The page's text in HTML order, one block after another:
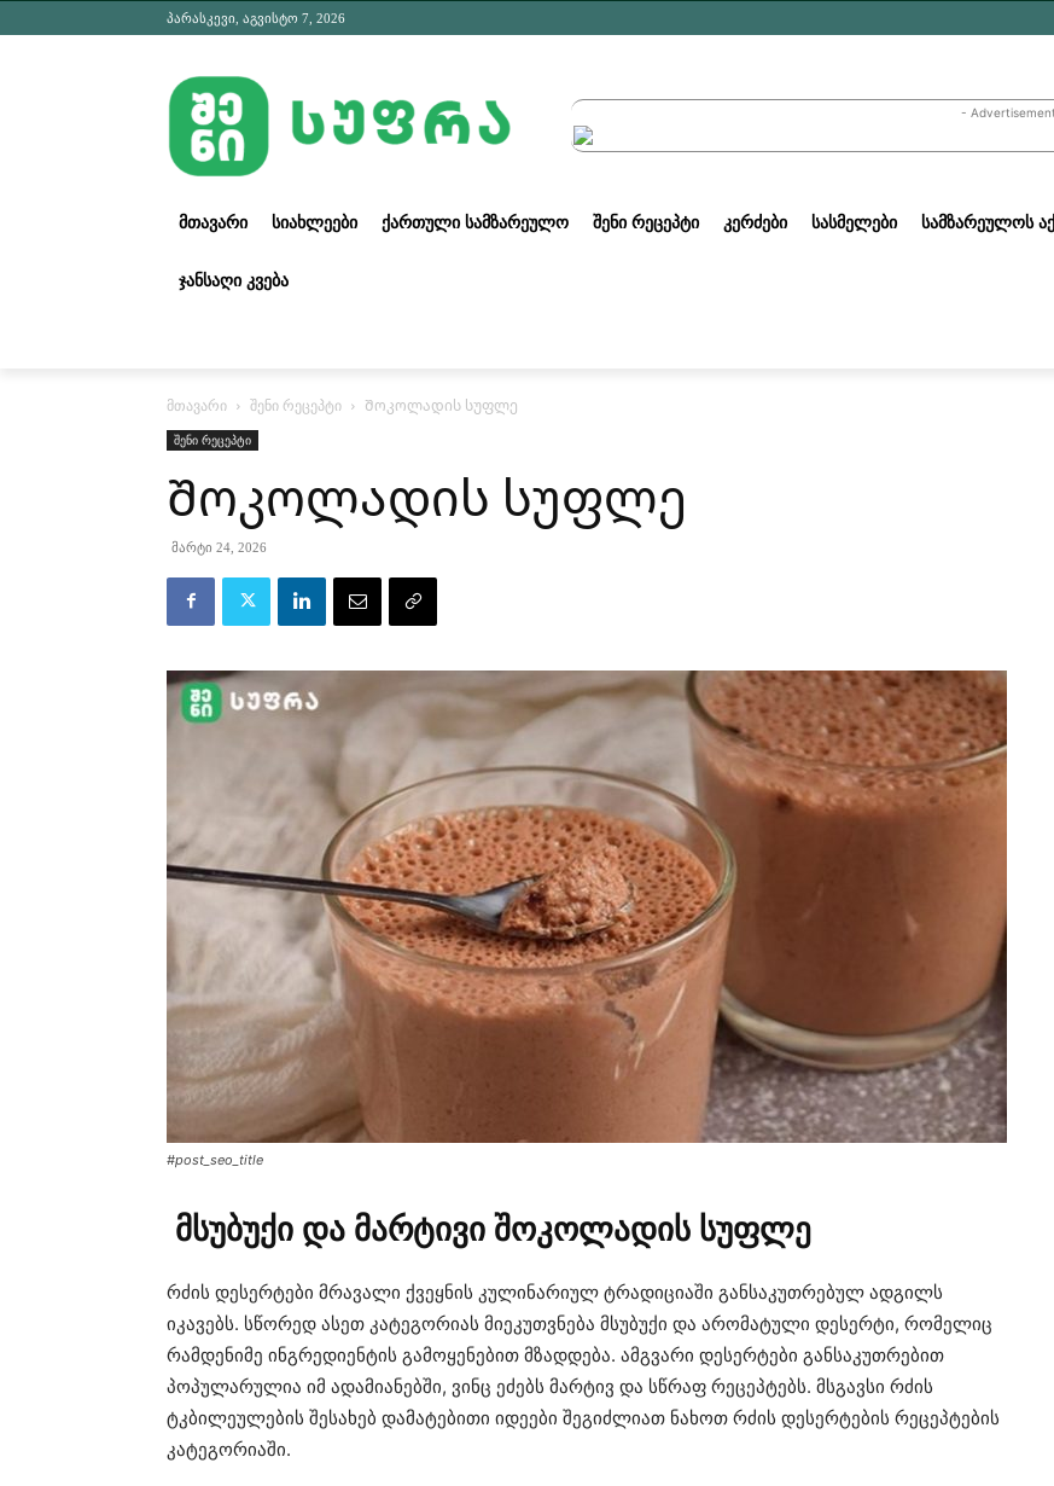
პარასკევი, აგვისტო 7, 2026
-
ᲛᲗᲐᲕᲐᲠᲘ ᲡᲘᲐᲮᲚᲔᲔᲑᲘ ᲥᲐᲠᲗᲣᲚᲘ ᲡᲐᲛᲖᲐᲠᲔᲣᲚᲝ ᲨᲔᲜᲘ ᲠᲔᲪᲔᲞᲢᲘ ᲙᲔᲠᲫᲔᲑᲘ ᲡᲐᲡᲛᲔᲚᲔᲑᲘ ᲡᲐᲛᲖᲐᲠᲔᲣᲚᲝᲡ
ᲯᲐᲜᲡᲐᲦᲘ ᲙᲕᲔᲑᲐ
მთავარი შენი რეცეპტი Შოკოლადის სუფლე
შენი რეცეპტი
Შოკოლადის სუფლე
მარტი 24, 2026
#post_seo_title
მსუბუქი და მარტივი შოკოლადის სუფლე
რძის დესერტები მრავალი ქვეყნის კულინარიულ ტრადიციაში განსაკუთრებულ ადგილს
იკავებს. სწორედ ასეთ კატეგორიას მიეკუთვნება მსუბუქი და არომატული დესერტი, რომელიც
რამდენიმე ინგრედიენტის გამოყენებით მზადდება. ამგვარი დესერტები განსაკუთრებით
პოპულარულია იმ ადამიანებში, ვინც ეძებს მარტივ და სწრაფ რეცეპტებს. მსგავსი რძის
ტკბილეულების შესახებ დამატებითი იდეები შეგიძლიათ ნახოთ რძის დესერტების რეცეპტების
კატეგორიაში⁠.